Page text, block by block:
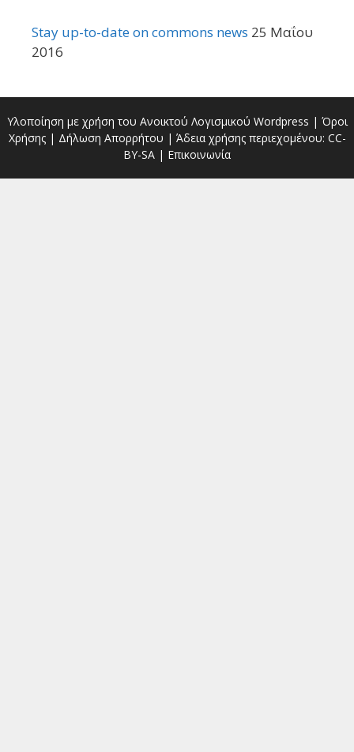
Stay up-to-date on commons news 25 Μαΐου
2016
Υλοποίηση με χρήση του Ανοικτού Λογισμικού Wordpress | Όροι
Χρήσης| Δήλωση Απορρήτου | Άδεια χρήσης περιεχομένου: CC-
BY-SA | Επικοινωνία